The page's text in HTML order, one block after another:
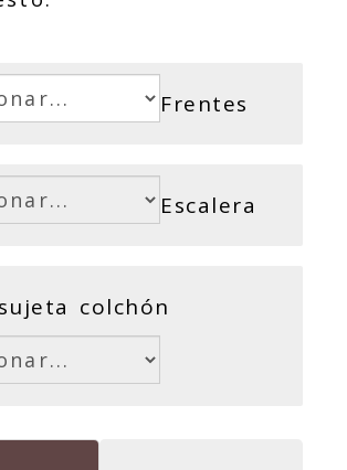
Frentes
Escalera
colchón